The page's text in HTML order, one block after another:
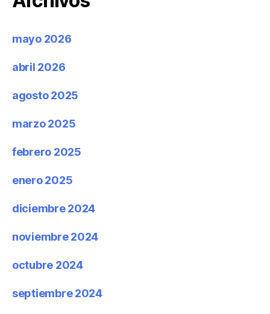
mayo 2026
abril 2026
agosto 2025
marzo 2025
febrero 2025
enero 2025
diciembre 2024
noviembre 2024
octubre 2024
septiembre 2024